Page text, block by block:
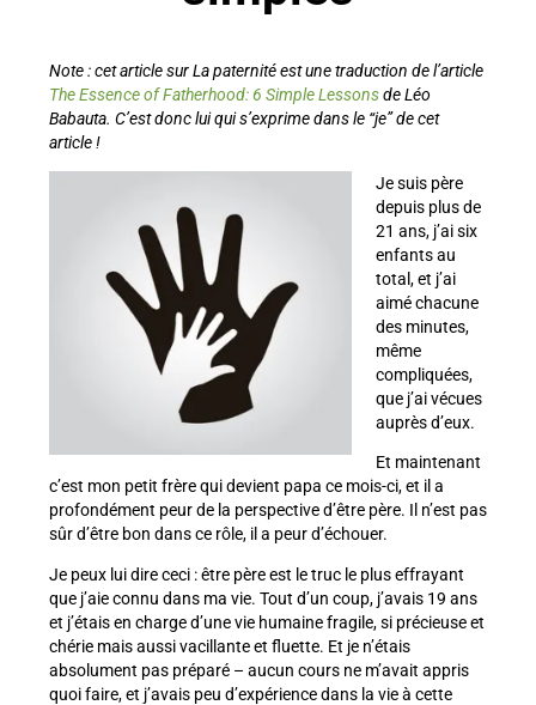
Note : cet article sur La paternité est une traduction de l’article
The Essence of Fatherhood: 6 Simple Lessonsde Léo
Babauta. C’est donc lui qui s’exprime dans le “je” de cet
article !
Je suis père
depuis plus de
21 ans, j’ai six
enfants au
total, et j’ai
aimé chacune
des minutes,
même
compliquées,
que j’ai vécues
auprès d’eux.
Et maintenant
c’est mon petit frère qui devient papa ce mois-ci, et il a
profondément peur de la perspective d’être père. Il n’est pas
sûr d’être bon dans ce rôle, il a peur d’échouer.
Je peux lui dire ceci : être père est le truc le plus effrayant
que j’aie connu dans ma vie. Tout d’un coup, j’avais 19 ans
et j’étais en charge d’une vie humaine fragile, si précieuse et
chérie mais aussi vacillante et fluette. Et je n’étais
absolument pas préparé – aucun cours ne m’avait appris
quoi faire, et j’avais peu d’expérience dans la vie à cette